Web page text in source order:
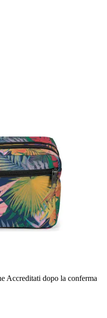
Accreditati dopo la conferma